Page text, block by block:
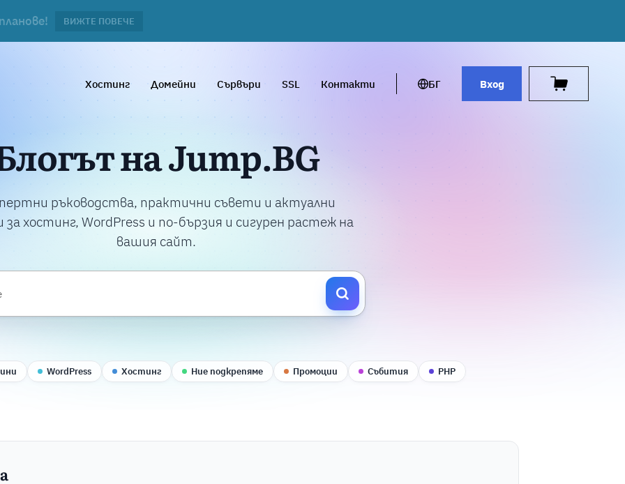
на година при поръчка с хостинг.
ВИЖΤΕ ПОВЕЧЕ
Хостинг Домейни Сървъри SSL Контакти БГ Вход
на Jump.BG
ръководства, практични съвети и актуални
за хостинг, WordPress и по-бързия и сигурен растеж на
вашия сайт.
WordPress Хостинг Ние подкрепяме Промоции Събития PHP